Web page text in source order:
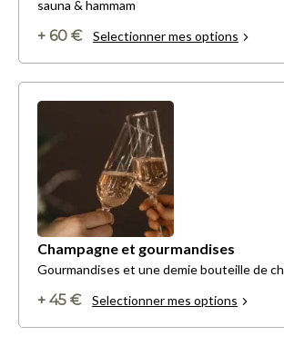
sauna & hammam
+ 60 € Selectionner mes options
Champagne et gourmandises
Gourmandises et une demie bouteille de
+ 45 € Selectionner mes options